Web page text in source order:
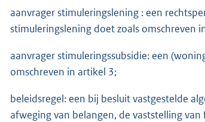
aanvrager stimuleringslening : een
stimuleringslening doet zoals omschreven
aanvrager stimuleringssubsidie: een
omschreven in artikel 3;
beleidsregel: een bij besluit vastgestelde
afweging van belangen, de vaststelling